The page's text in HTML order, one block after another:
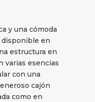
y una cómoda
disponible en
estructura en
varias esencias
con una
cajón
como en